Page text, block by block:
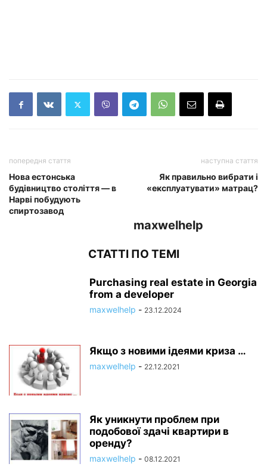
попередня стаття
Нова естонська
будівництво століття — в
Нарві побудують
спиртозавод
наступна стаття
Як правильно вибрати і
«експлуатувати» матрац?
maxwelhelp
СТАТТІ ПО ТЕМІ
Purchasing real estate in Georgia
from a developer
maxwelhelp - 23.12.2024
Якщо з новими ідеями криза …
maxwelhelp - 22.12.2021
Як уникнути проблем при
подобової здачі квартири в
оренду?
maxwelhelp - 08.12.2021